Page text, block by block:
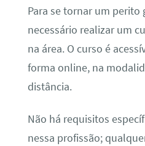
Para se tornar um perito
necessário realizar um
na área. O curso é
forma online, na
distância.
Não há requisitos
nessa profissão;